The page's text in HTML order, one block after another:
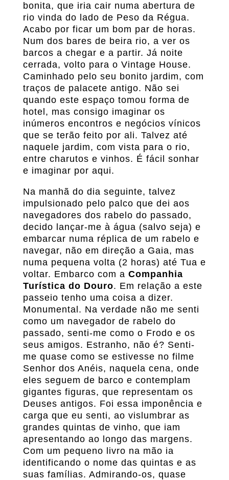
bonita, que iria cair numa abertura de
rio vinda do lado de Peso da Régua.
Acabo por ficar um bom par de horas.
Num dos bares de beira rio, a ver os
barcos a chegar e a partir. Já noite
cerrada, volto para o Vintage House.
Caminhado pelo seu bonito jardim, com
traços de palacete antigo. Não sei
quando este espaço tomou forma de
hotel, mas consigo imaginar os
inúmeros encontros e negócios vínicos
que se terão feito por ali. Talvez até
naquele jardim, com vista para o rio,
entre charutos e vinhos. É fácil sonhar
e imaginar por aqui.
Na manhã do dia seguinte, talvez
impulsionado pelo palco que dei aos
navegadores dos rabelo do passado,
decido lançar-me à água (salvo seja) e
embarcar numa réplica de um rabelo e
navegar, não em direção a Gaia, mas
numa pequena volta (2 horas) até Tua e
voltar. Embarco com a Companhia
Turística do Douro. Em relação a este
passeio tenho uma coisa a dizer.
Monumental. Na verdade não me senti
como um navegador de rabelo do
passado, senti-me como o Frodo e os
seus amigos. Estranho, não é? Senti-
me quase como se estivesse no filme
Senhor dos Anéis, naquela cena, onde
eles seguem de barco e contemplam
gigantes figuras, que representam os
Deuses antigos. Foi essa imponência e
carga que eu senti, ao vislumbrar as
grandes quintas de vinho, que iam
apresentando ao longo das margens.
Com um pequeno livro na mão ia
identificando o nome das quintas e as
suas famílias. Admirando-os, quase